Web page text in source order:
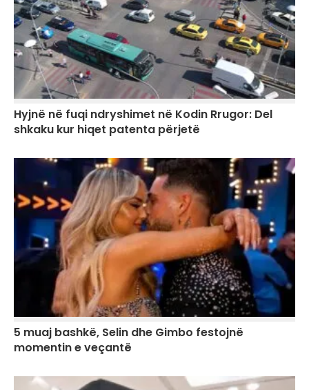
Hyjnë në fuqi ndryshimet në Kodin Rrugor: Del
shkaku kur hiqet patenta përjetë
5 muaj bashkë, Selin dhe Gimbo festojnë
momentin e veçantë